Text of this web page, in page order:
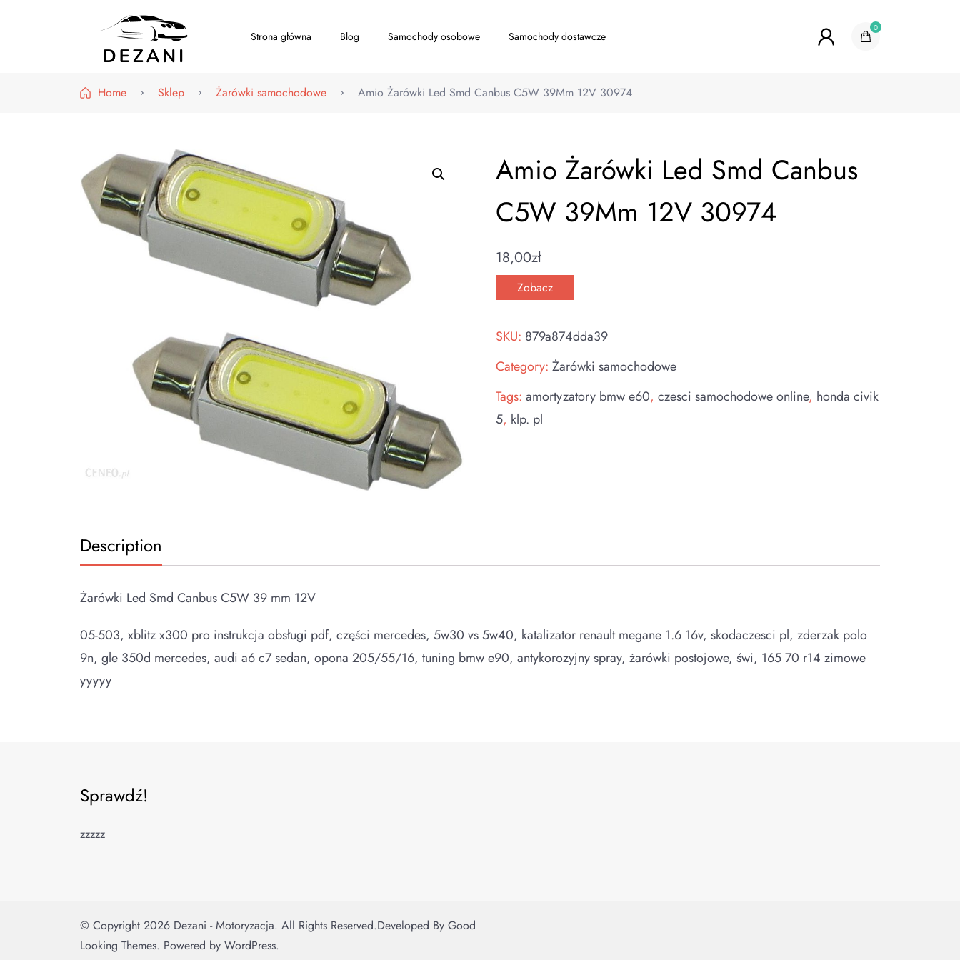
Strona główna Blog Samochody osobowe Samochody dostawcze
0
Home Sklep Żarówki samochodowe Amio Żarówki Led Smd Canbus C5W 39Mm 12V 30974
Amio Żarówki Led Smd Canbus
C5W 39Mm 12V 30974
18,00zł
Zobacz
SKU: 879a874dda39
Category:Żarówki samochodowe
Tags:amortyzatory bmw e60,czesci samochodowe online, honda civik
5, klp. pl
Description
Żarówki Led Smd Canbus C5W 39 mm 12V
05-503, xblitz x300 pro instrukcja obsługi pdf, części mercedes, 5w30 vs 5w40, katalizator renault megane 1.6 16v, skodaczesci pl, zderzak polo
9n, gle 350d mercedes, audi a6 c7 sedan, opona 205/55/16, tuning bmw e90, antykorozyjny spray, żarówki postojowe, świ, 165 70 r14 zimowe
yyyyy
Sprawdź!
zzzzz
© Copyright 2026 Dezani - Motoryzacja. All Rights Reserved.Developed By Good
Looking Themes. Powered by WordPress.